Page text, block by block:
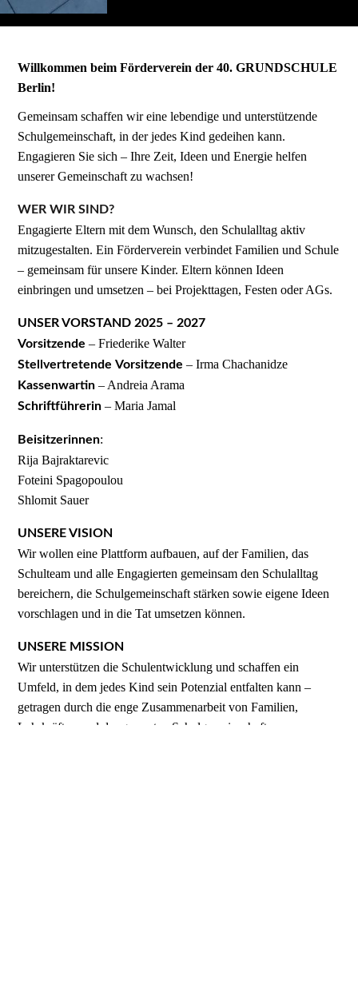
Willkommen beim Förderverein der 40. GRUNDSCHULE
Berlin!
Gemeinsam schaffen wir eine lebendige und unterstützende
Schulgemeinschaft, in der jedes Kind gedeihen kann.
Engagieren Sie sich – Ihre Zeit, Ideen und Energie helfen
unserer Gemeinschaft zu wachsen!
WER WIR SIND?
Engagierte Eltern mit dem Wunsch, den Schulalltag aktiv
mitzugestalten. Ein Förderverein verbindet Familien und Schule
– gemeinsam für unsere Kinder. Eltern können Ideen
einbringen und umsetzen – bei Projekttagen, Festen oder AGs.
UNSER VORSTAND 2025 – 2027
Vorsitzende – Friederike Walter
Stellvertretende Vorsitzende – Irma Chachanidze
Kassenwartin – Andreia Arama
Schriftführerin – Maria Jamal
Beisitzerinnen:
Rija Bajraktarevic
Foteini Spagopoulou
Shlomit Sauer
UNSERE VISION
Wir wollen eine Plattform aufbauen, auf der Familien, das
Schulteam und alle Engagierten gemeinsam den Schulalltag
bereichern, die Schulgemeinschaft stärken sowie eigene Ideen
vorschlagen und in die Tat umsetzen können.
UNSERE MISSION
Wir unterstützen die Schulentwicklung und schaffen ein
Umfeld, in dem jedes Kind sein Potenzial entfalten kann –
getragen durch die enge Zusammenarbeit von Familien,
Lehrkräften und der gesamten Schulgemeinschaft.